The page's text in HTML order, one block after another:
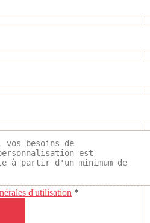
d'utilisation *